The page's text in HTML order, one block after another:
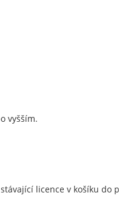
vyšším.
licence v košíku do